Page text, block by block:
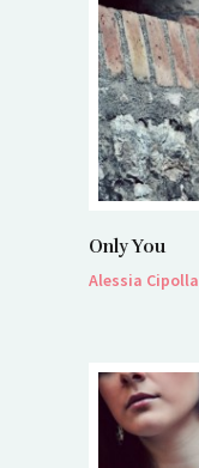
Only You
Alessia Cipolla